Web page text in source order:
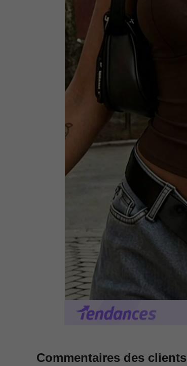
Commentaires des clients